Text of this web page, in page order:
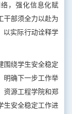
，强化信息化赋
干部须全力以赴为
以实际行动诠释学
围绕学生安全稳定
明确下一步工作举
资源工程学院和郑
生安全稳定工作进